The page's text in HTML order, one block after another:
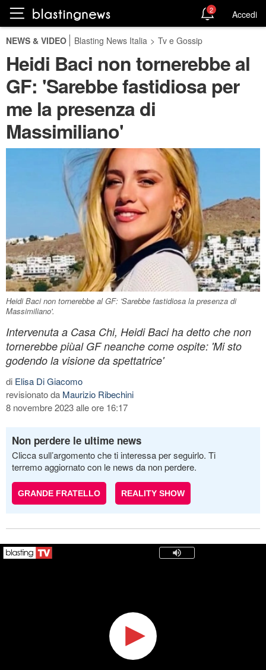
2 Accedi
NEWS & VIDEO Blasting News Italia > Tv e Gossip
Heidi Baci non tornerebbe al
GF: 'Sarebbe fastidiosa per
me la presenza di
Massimiliano'
Heidi Baci non tornerebbe al GF: 'Sarebbe fastidiosa la presenza di
Massimiliano'.
Intervenuta a Casa Chi, Heidi Baci ha detto che non
tornerebbe piùal GF neanche come ospite: 'Mi sto
godendo la visione da spettatrice'
di Elisa Di Giacomo
revisionato da Maurizio Ribechini
8 novembre 2023 alle ore 16:17
Non perdere le ultime news
Clicca sull’argomento che ti interessa per seguirlo. Ti
terremo aggiornato con le news da non perdere.
GRANDE FRATELLO REALITY SHOW